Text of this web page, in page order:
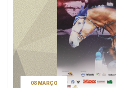
08 MARÇO